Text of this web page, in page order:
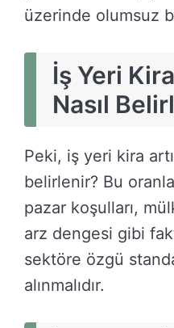
üzerinde olumsuz
İş Yeri
Nasıl
Peki, iş yeri kira
belirlenir? Bu
pazar koşulları,
arz dengesi gibi
sektöre özgü
alınmalıdır.